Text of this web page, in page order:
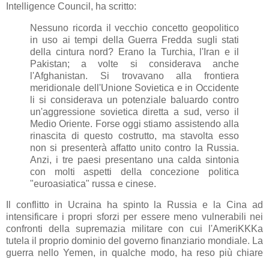
Intelligence Council, ha scritto:
Nessuno ricorda il vecchio concetto geopolitico
in uso ai tempi della Guerra Fredda sugli stati
della cintura nord? Erano la Turchia, l'Iran e il
Pakistan; a volte si considerava anche
l'Afghanistan. Si trovavano alla frontiera
meridionale dell'Unione Sovietica e in Occidente
li si considerava un potenziale baluardo contro
un'aggressione sovietica diretta a sud, verso il
Medio Oriente. Forse oggi stiamo assistendo alla
rinascita di questo costrutto, ma stavolta esso
non si presenterà affatto unito contro la Russia.
Anzi, i tre paesi presentano una calda sintonia
con molti aspetti della concezione politica
"euroasiatica" russa e cinese.
Il conflitto in Ucraina ha spinto la Russia e la Cina ad
intensificare i propri sforzi per essere meno vulnerabili nei
confronti della supremazia militare con cui l'AmeriKKKa
tutela il proprio dominio del governo finanziario mondiale. La
guerra nello Yemen, in qualche modo, ha reso più chiare